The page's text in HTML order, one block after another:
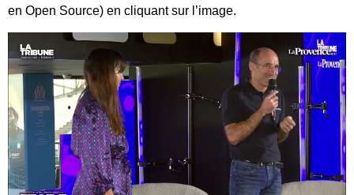
en Open Source) en cliquant sur l’image.